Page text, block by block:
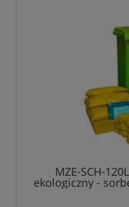
MZE-SCH-
ekologiczny -